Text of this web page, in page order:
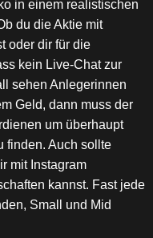
in einem realistischen
du die Aktie mit
oder dir für die
kein Live-Chat zur
sehen Anlegerinnen
Geld, dann muss der
um überhaupt
finden. Auch sollte
mit Instagram
kannst. Fast jede
Small und Mid